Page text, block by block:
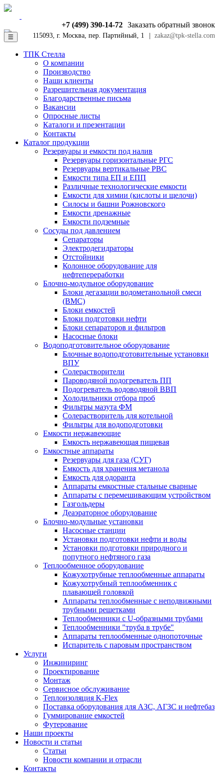
Заказать обратный звонок
+7 (499) 390-14-72
zakaz@tpk-stella.com
115093, г. Москва, пер. Партийный, 1
☰
ТПК Стелла
О компании
Производство
Наши клиенты
Разрешительная документация
Благодарственные письма
Вакансии
Опросные листы
Каталоги и презентации
Контакты
Каталог продукции
Резервуары и емкости под налив
Резервуары горизонтальные РГС
Резервуары вертикальные РВС
Емкости типа ЕП и ЕПП
Различные технологические емкости
Емкости для химии (кислоты и щелочи)
Силосы и башни Рожновского
Емкости дренажные
Емкости подземные
Сосуды под давлением
Сепараторы
Электродегидраторы
Отстойники
Колонное оборудование для
нефтепереработки
Блочно-модульное оборудование
Блоки дегазации водометанольной смеси
(BMC)
Блоки емкостей
Блоки подготовки нефти
Блоки сепараторов и фильтров
Насосные блоки
Водоподготовительное оборудование
Блочные водоподготовительные установки
ВПУ
Солерастворители
Пароводяной подогреватель ПП
Подогреватель водоводяной ВВП
Холодильники отбора проб
Фильтры мазута ФМ
Солерастворитель для котельной
Фильтры для водоподготовки
Емкости нержавеющие
Емкость нержавеющая пищевая
Емкостные аппараты
Резервуары для газа (СУГ)
Емкость для хранения метанола
Емкость для одоранта
Аппараты емкостные стальные сварные
Аппараты с перемешивающим устройством
Газгольдеры
Деаэраторное оборудование
Блочно-модульные установки
Насосные станции
Установки подготовки нефти и воды
Установки подготовки природного и
попутного нефтяного газа
Теплообменное оборудование
Кожухотрубные теплообменные аппараты
Кожухотрубный теплообменник с
плавающей головкой
Аппараты теплообменные с неподвижными
трубными решетками
Теплообменники с U-образными трубами
Теплообменники "труба в трубе"
Аппараты теплообменные однопоточные
Испаритель с паровым пространством
Услуги
Инжиниринг
Проектирование
Монтаж
Сервисное обслуживание
Теплоизоляция K-Flex
Поставка оборудования для АЗС, АГЗС и нефтебаз
Гуммирование емкостей
Футерование
Наши проекты
Новости и статьи
Статьи
Новости компании и отрасли
Контакты